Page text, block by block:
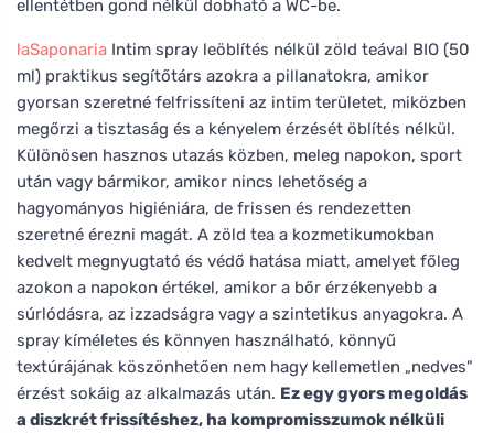
ellentétben gond nélkül dobható a WC-be.
laSaponaria Intim spray leöblítés nélkül zöld teával BIO (50
ml) praktikus segítőtárs azokra a pillanatokra, amikor
gyorsan szeretné felfrissíteni az intim területet, miközben
megőrzi a tisztaság és a kényelem érzését öblítés nélkül.
Különösen hasznos utazás közben, meleg napokon, sport
után vagy bármikor, amikor nincs lehetőség a
hagyományos higiéniára, de frissen és rendezetten
szeretné érezni magát. A zöld tea a kozmetikumokban
kedvelt megnyugtató és védő hatása miatt, amelyet főleg
azokon a napokon értékel, amikor a bőr érzékenyebb a
súrlódásra, az izzadságra vagy a szintetikus anyagokra. A
spray kíméletes és könnyen használható, könnyű
textúrájának köszönhetően nem hagy kellemetlen „nedves"
érzést sokáig az alkalmazás után. Ez egy gyors megoldás
a diszkrét frissítéshez, ha kompromisszumok nélküli